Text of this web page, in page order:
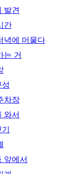
발견
간
녁에 머물다
는 거
성
차장
와서
앞에서